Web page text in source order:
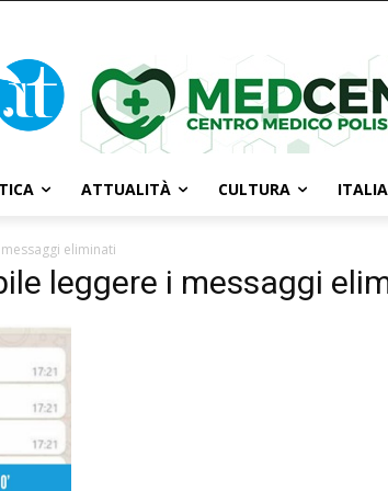
ATTUALITÀ CULTURA ITALIA
eliminati
leggere i messaggi